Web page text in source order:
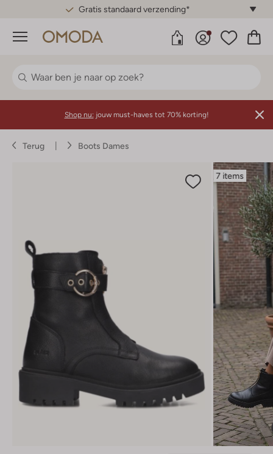
Gratis standaard verzending*
Menu
Shop nu: jouw must-haves tot 70% korting!
Terug Boots Dames
7 items